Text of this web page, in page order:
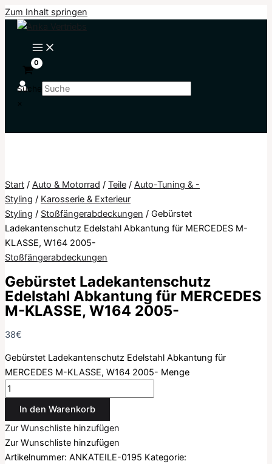
Zum Inhalt springen
Suche
×
Start / Auto & Motorrad / Teile / Auto-Tuning & -
Styling / Karosserie & Exterieur
Styling / Stoßfängerabdeckungen / Gebürstet
Ladekantenschutz Edelstahl Abkantung für MERCEDES M-
KLASSE, W164 2005-
Stoßfängerabdeckungen
Gebürstet Ladekantenschutz
Edelstahl Abkantung für MERCEDES
M-KLASSE, W164 2005-
38€
Gebürstet Ladekantenschutz Edelstahl Abkantung für
MERCEDES M-KLASSE, W164 2005- Menge
In den Warenkorb
Zur Wunschliste hinzufügen
Zur Wunschliste hinzufügen
Artikelnummer: ANKATEILE-0195 Kategorie: